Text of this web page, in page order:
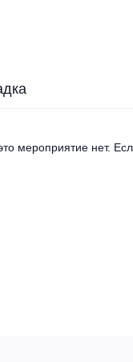
мероприятие нет.